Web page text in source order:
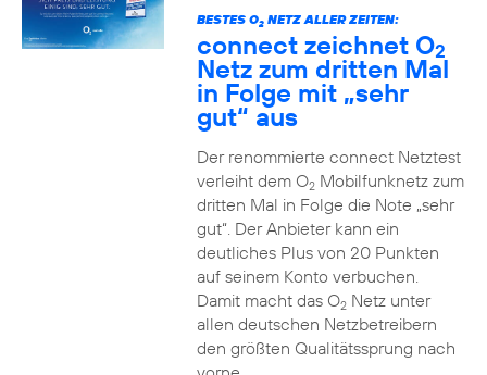
BESTES O2NETZ ALLER ZEITEN:
connect zeichnet O2
Netz zum dritten Mal
in Folge mit „sehr
gut“ aus
Der renommierte connect Netztest
verleiht dem O2Mobilfunknetz zum
dritten Mal in Folge die Note „sehr
gut“. Der Anbieter kann ein
deutliches Plus von 20 Punkten
auf seinem Konto verbuchen.
Damit macht das O2Netz unter
allen deutschen Netzbetreibern
den größten Qualitätssprung nach